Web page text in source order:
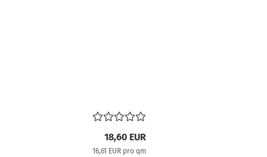
18,60 EUR
16,61 EUR pro qm